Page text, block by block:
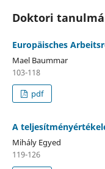
Doktori
Europäisches
Mael Baummar
103-118
pdf
A
Mihály Egyed
119-126